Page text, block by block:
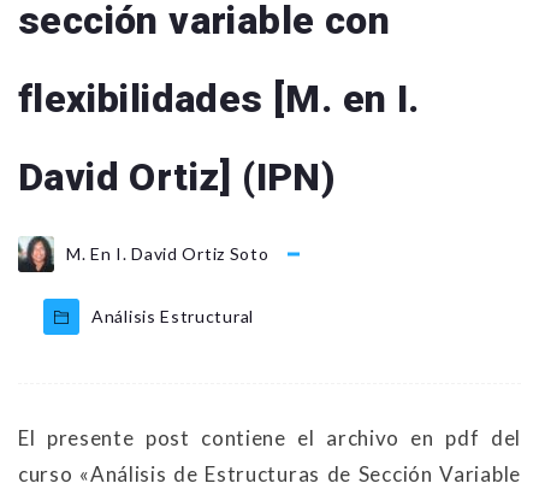
sección variable con
flexibilidades [M. en I.
David Ortiz] (IPN)
M. En I. David Ortiz Soto
Análisis Estructural
El presente post contiene el archivo en pdf del
curso «Análisis de Estructuras de Sección Variable